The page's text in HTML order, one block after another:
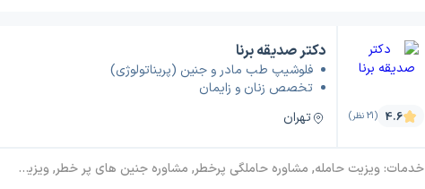
4.6 (21 نظر)
دکتر صدیقه برنا
فلوشیپ طب مادر و جنین (پریناتولوژی)
تخصص زنان و زایمان
تهران
خدمات: ویزیت حامله, مشاوره حاملگی پرخطر, مشاوره جنین های پر خطر, ویزیت زنان, سونوگرافی انومالی اسکن, داپلر سوگرافی جنین, NST, سونوگرافی رشد جنین, سونوگرافی NT, اکرتا, بیوفیزیکال پروفایل, مونوگرافی زنان, آمینو سنتز, CVS, تهیه پاپ اسمیر